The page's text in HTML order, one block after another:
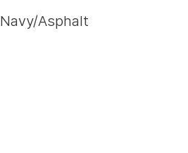
Navy/Asphalt